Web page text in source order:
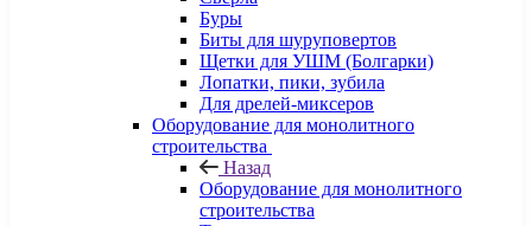
Буры
Биты для шуруповертов
Щетки для УШМ (Болгарки)
Лопатки, пики, зубила
Для дрелей-миксеров
Оборудование для монолитного
строительства
Назад
Оборудование для монолитного
строительства